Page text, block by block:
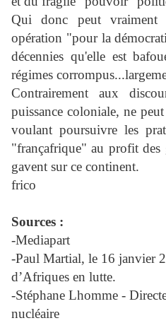
Qui donc peut vraiment
opération "pour la
décennies qu'elle est
régimes
Contrairement aux
puissance coloniale, ne
voulant poursuivre les
"françafrique" au profit des
gavent sur ce continent.
frico
Sources :
-Mediapart
-Paul Martial, le 16 janvier
d’Afriques en lutte.
-Stéphane Lhomme -
nucléaire